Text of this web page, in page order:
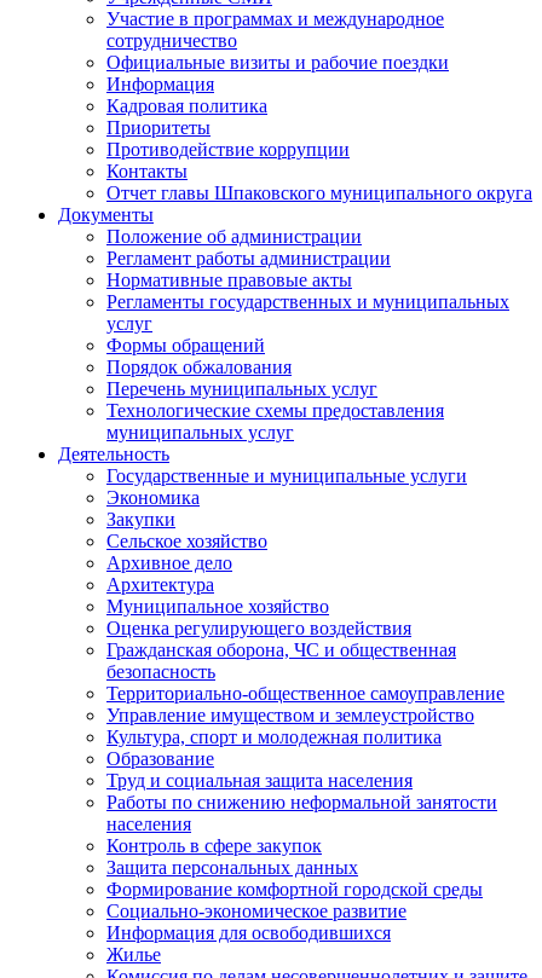
Участие в программах и международное
сотрудничество
Официальные визиты и рабочие поездки
Информация
Кадровая политика
Приоритеты
Противодействие коррупции
Контакты
Отчет главы Шпаковского муниципального округа
Документы
Положение об администрации
Регламент работы администрации
Нормативные правовые акты
Регламенты государственных и муниципальных
услуг
Формы обращений
Порядок обжалования
Перечень муниципальных услуг
Технологические схемы предоставления
муниципальных услуг
Деятельность
Государственные и муниципальные услуги
Экономика
Закупки
Сельское хозяйство
Архивное дело
Архитектура
Муниципальное хозяйство
Оценка регулирующего воздействия
Гражданская оборона, ЧС и общественная
безопасность
Территориально-общественное самоуправление
Управление имуществом и землеустройство
Культура, спорт и молодежная политика
Образование
Труд и социальная защита населения
Работы по снижению неформальной занятости
населения
Контроль в сфере закупок
Защита персональных данных
Формирование комфортной городской среды
Социально-экономическое развитие
Информация для освободившихся
Жилье